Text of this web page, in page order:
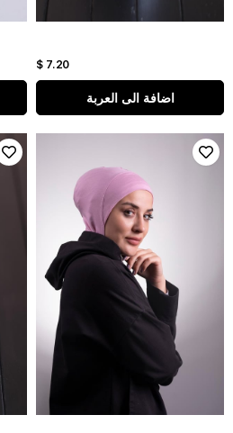
$ 7.20
اضافة الى العربة